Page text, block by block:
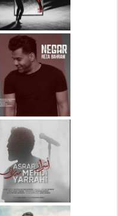
دانلود آلبوم جدید سیروان
خسروی بنام مونولوگ
دانلود آهنگ جدید رضا
بهرام بنام نگار